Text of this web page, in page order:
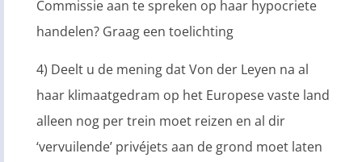
Commissie aan te spreken op haar hypocriete
handelen? Graag een toelichting
4) Deelt u de mening dat Von der Leyen na al
haar klimaatgedram op het Europese vaste land
alleen nog per trein moet reizen en al dir
‘vervuilende’ privéjets aan de grond moet laten